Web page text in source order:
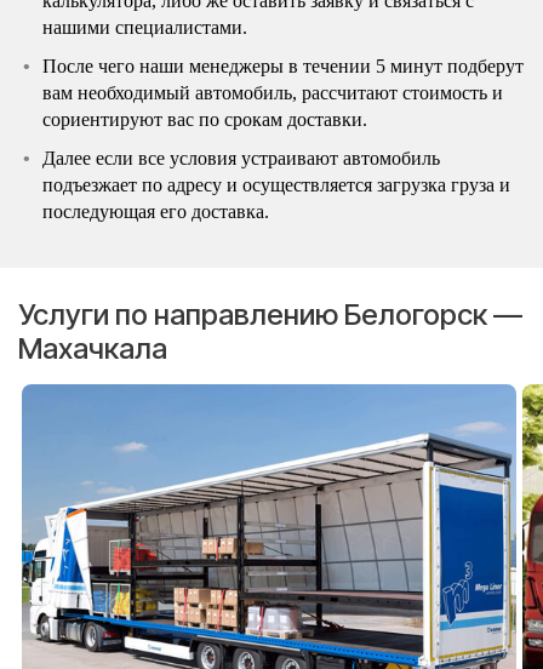
нашими специалистами.
После чего наши менеджеры в течении 5 минут подберут
вам необходимый автомобиль, рассчитают стоимость и
сориентируют вас по срокам доставки.
Далее если все условия устраивают автомобиль
подъезжает по адресу и осуществляется загрузка груза и
последующая его доставка.
Услуги по направлению Белогорск —
Махачкала